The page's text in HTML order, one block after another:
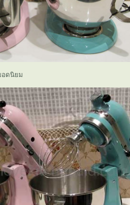
อดนิยม